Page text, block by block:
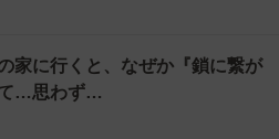
家に行くと、なぜか『鎖に繋が
…思わず…